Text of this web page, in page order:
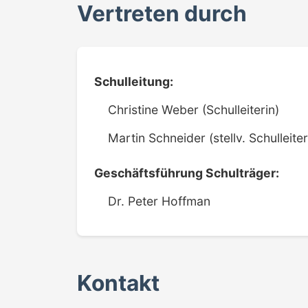
Vertreten durch
Schulleitung:
Christine Weber (Schulleiterin)
Martin Schneider (stellv.
Geschäftsführung Schulträger:
Dr. Peter Hoffman
Kontakt